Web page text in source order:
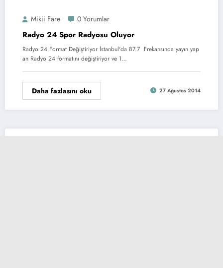
Mikii Fare 0 Yorumlar
Radyo 24 Spor Radyosu Oluyor
Radyo 24 Format Değiştiriyor İstanbul'da 87.7 Frekansında yayın yap
an Radyo 24 formatını değiştiriyor ve 1…
Daha fazlasını oku 27 Ağustos 2014